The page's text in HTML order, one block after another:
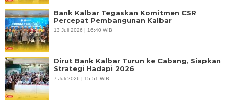
Bank Kalbar Tegaskan Komitmen CSR
Percepat Pembangunan Kalbar
13 Juli 2026 | 16:40 WIB
Dirut Bank Kalbar Turun ke Cabang, Siapkan
Strategi Hadapi 2026
7 Juli 2026 | 15:51 WIB